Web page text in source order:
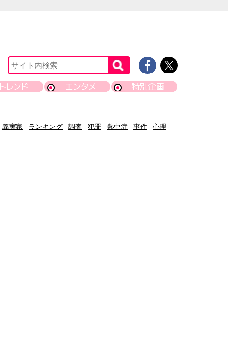
トレンド エンタメ 特別企画
義実家 ランキング 調査 犯罪 熱中症 事件
心理